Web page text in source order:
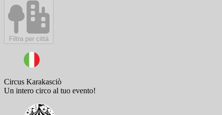
Filtra per città
Circus Karakasciò
Un intero circo al tuo evento!